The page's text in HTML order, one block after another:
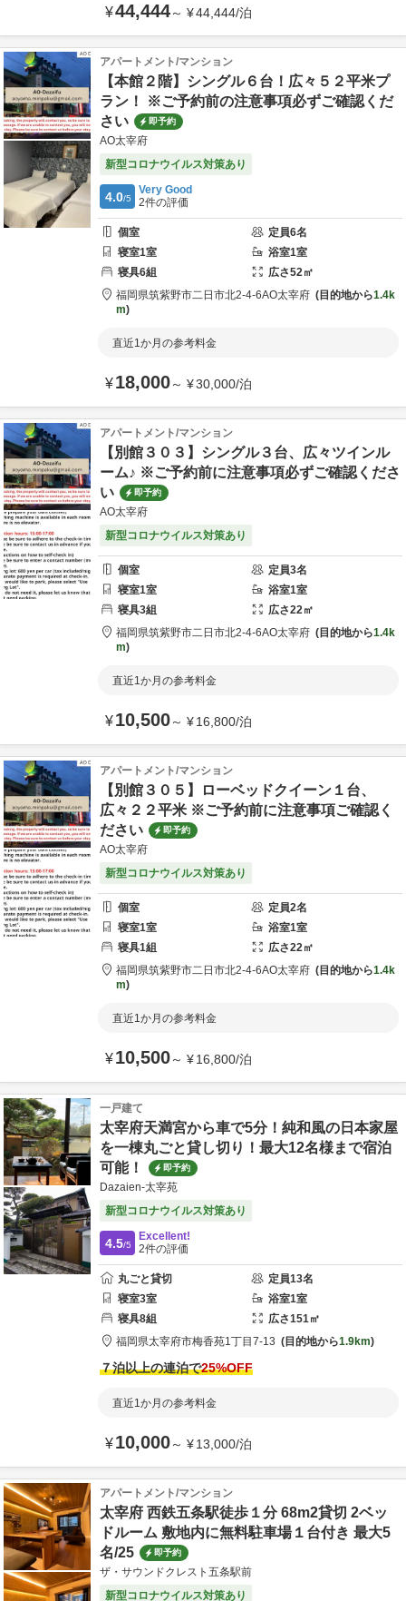
¥44,444～ ¥44,444/泊
アパートメント/マンション
【本館２階】シングル６台！広々５２平米プ
ラン！ ※ご予約前の注意事項必ずご確認くだ
さい
即予約
AO太宰府
新型コロナウイルス対策あり
4.0/5
Very Good
2件の評価
個室 定員6名
寝室1室 浴室1室
寝具6組 広さ52㎡
福岡県筑紫野市二日市北2-4-6AO太宰府 目的地から1.4k
m
直近1か月の参考料金
¥18,000～ ¥30,000/泊
アパートメント/マンション
【別館３０３】シングル３台、広々ツインル
ーム♪ ※ご予約前に注意事項必ずご確認くださ
い
即予約
AO太宰府
新型コロナウイルス対策あり
個室 定員3名
寝室1室 浴室1室
寝具3組 広さ22㎡
福岡県筑紫野市二日市北2-4-6AO太宰府 目的地から1.4k
m
直近1か月の参考料金
¥10,500～ ¥16,800/泊
アパートメント/マンション
【別館３０５】ローベッドクイーン１台、
広々２２平米 ※ご予約前に注意事項ご確認く
ださい
即予約
AO太宰府
新型コロナウイルス対策あり
個室 定員2名
寝室1室 浴室1室
寝具1組 広さ22㎡
福岡県筑紫野市二日市北2-4-6AO太宰府 目的地から1.4k
m
直近1か月の参考料金
¥10,500～ ¥16,800/泊
一戸建て
太宰府天満宮から車で5分！純和風の日本家屋
を一棟丸ごと貸し切り！最大12名様まで宿泊
可能！
即予約
Dazaien-太宰苑
新型コロナウイルス対策あり
4.5/5
Excellent!
2件の評価
丸ごと貸切 定員13名
寝室3室 浴室1室
寝具8組 広さ151㎡
福岡県太宰府市梅香苑1丁目7-13 目的地から1.9km
７泊以上の連泊で25%OFF
直近1か月の参考料金
¥10,000～ ¥13,000/泊
アパートメント/マンション
太宰府 西鉄五条駅徒歩１分 68m2貸切 2ベッ
ドルーム 敷地内に無料駐車場１台付き 最大5
名/25
即予約
ザ・サウンドクレスト五条駅前
新型コロナウイルス対策あり